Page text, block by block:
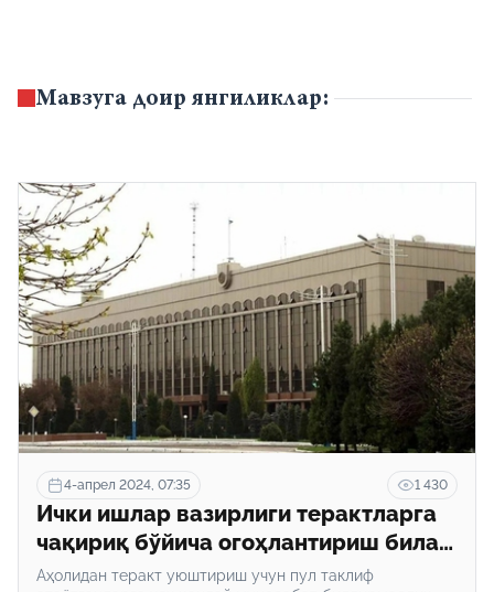
Мавзуга доир янгиликлар:
4-апрел 2024, 07:35 1 430
Ички ишлар вазирлиги терактларга
чақириқ бўйича огоҳлантириш билан
чиқди
Аҳолидан теракт уюштириш учун пул таклиф